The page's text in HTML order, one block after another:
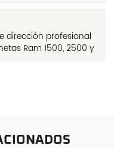
dirección profesional
Ram 1500, 2500 y